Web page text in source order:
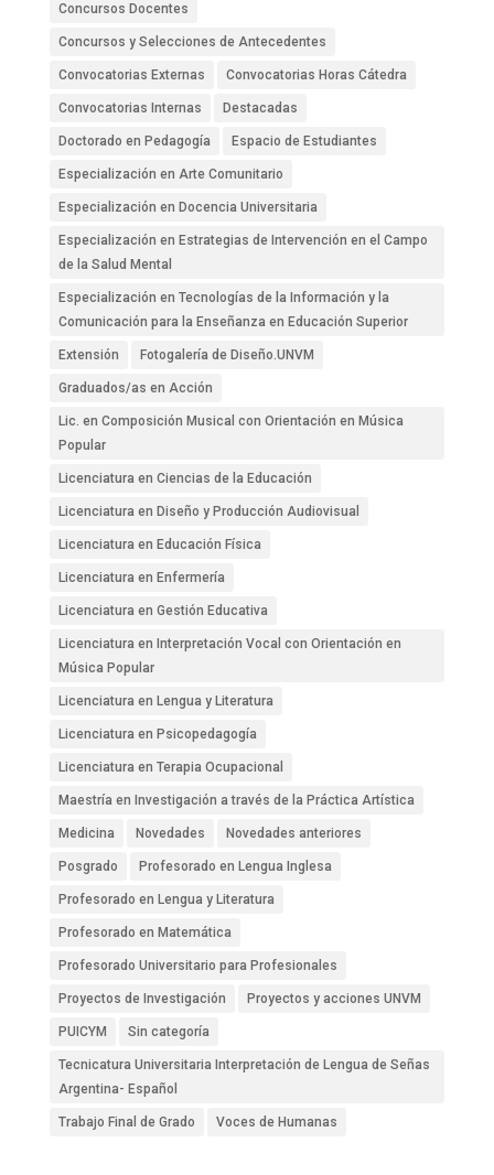
Concursos Docentes
Concursos y Selecciones de Antecedentes
Convocatorias Externas Convocatorias Horas Cátedra
Convocatorias Internas Destacadas
Doctorado en Pedagogía Espacio de Estudiantes
Especialización en Arte Comunitario
Especialización en Docencia Universitaria
Especialización en Estrategias de Intervención en el Campo
de la Salud Mental
Especialización en Tecnologías de la Información y la
Comunicación para la Enseñanza en Educación Superior
Extensión Fotogalería de Diseño.UNVM
Graduados/as en Acción
Lic. en Composición Musical con Orientación en Música
Popular
Licenciatura en Ciencias de la Educación
Licenciatura en Diseño y Producción Audiovisual
Licenciatura en Educación Física
Licenciatura en Enfermería
Licenciatura en Gestión Educativa
Licenciatura en Interpretación Vocal con Orientación en
Música Popular
Licenciatura en Lengua y Literatura
Licenciatura en Psicopedagogía
Licenciatura en Terapia Ocupacional
Maestría en Investigación a través de la Práctica Artística
Medicina Novedades Novedades anteriores
Posgrado Profesorado en Lengua Inglesa
Profesorado en Lengua y Literatura
Profesorado en Matemática
Profesorado Universitario para Profesionales
Proyectos de Investigación Proyectos y acciones UNVM
PUICYM Sin categoría
Tecnicatura Universitaria Interpretación de Lengua de Señas
Argentina- Español
Trabajo Final de Grado Voces de Humanas